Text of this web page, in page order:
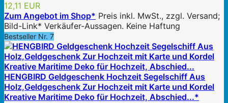
12,11 EUR
Zum Angebot im Shop* Preis inkl. MwSt., zzgl. Versand;
Bild-Link* Verkäufer-Aussagen. Keine Haftung
Bestseller Nr. 7
HENGBIRD Geldgeschenk Hochzeit Segelschiff Aus
Holz,Geldgeschenk Zur Hochzeit mit Karte und Kordel
Kreative Maritime Deko für Hochzeit, Abschied...*